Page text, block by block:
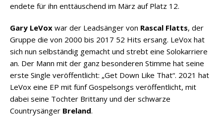
endete für ihn enttäuschend im März auf Platz 12.
Gary LeVox war der Leadsänger von Rascal Flatts, der
Gruppe die von 2000 bis 2017 52 Hits ersang. LeVox hat
sich nun selbständig gemacht und strebt eine Solokarriere
an. Der Mann mit der ganz besonderen Stimme hat seine
erste Single veröffentlicht: „Get Down Like That“. 2021 hat
LeVox eine EP mit fünf Gospelsongs veröffentlicht, mit
dabei seine Tochter Brittany und der schwarze
Countrysänger Breland.